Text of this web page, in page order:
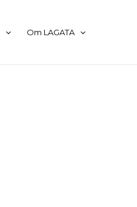
Om LAGATA